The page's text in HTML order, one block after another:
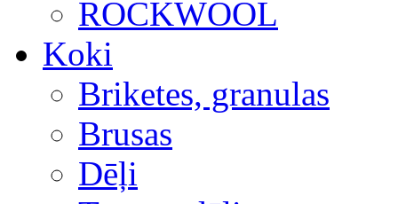
ROCKWOOL
Koki
Briketes, granulas
Brusas
Dēļi